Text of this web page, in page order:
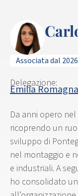
Associata dal 2026
Delegazione:
Emilia Romagna
Da anni opero
ricoprendo un
sviluppo di
nel montaggio e
e industriali. A
ho consolidato